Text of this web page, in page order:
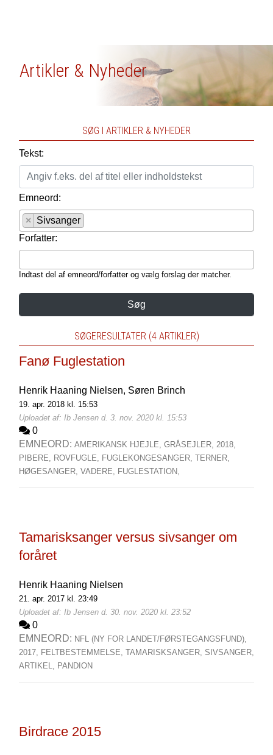
Artikler & Nyheder
SØG I ARTIKLER & NYHEDER
Tekst:
Emneord:
×
Sivsanger
Forfatter:
Indtast del af emneord/forfatter og vælg forslag der matcher.
Søg
SØGERESULTATER (4 ARTIKLER)
Fanø Fuglestation
Henrik Haaning Nielsen, Søren Brinch
19. apr. 2018 kl. 15:53
Uploadet af: Ib Jensen d. 3. nov. 2020 kl. 15:53
0
EMNEORD: AMERIKANSK HJEJLE, GRÅSEJLER, 2018,
PIBERE, ROVFUGLE, FUGLEKONGESANGER, TERNER,
HØGESANGER, VADERE, FUGLESTATION,
Tamarisksanger versus sivsanger om
foråret
Henrik Haaning Nielsen
21. apr. 2017 kl. 23:49
Uploadet af: Ib Jensen d. 30. nov. 2020 kl. 23:52
0
EMNEORD: NFL (NY FOR LANDET/FØRSTEGANGSFUND),
2017, FELTBESTEMMELSE, TAMARISKSANGER, SIVSANGER,
ARTIKEL, PANDION
Birdrace 2015